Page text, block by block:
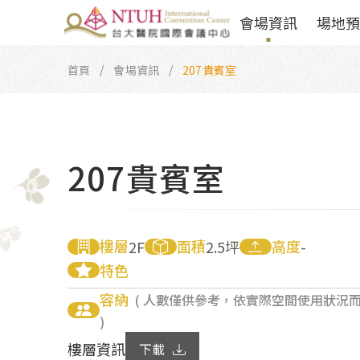
會場資訊 場地
首頁 會場資訊 207貴賓室
207貴賓室
樓層2F 面積2.5坪 高度-
特色
容納 ( 人數僅供參考，依實際空間使用狀況
)
樓層資訊 下載